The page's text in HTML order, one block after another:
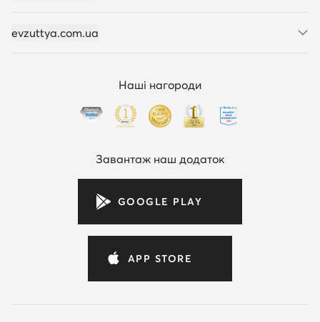
evzuttya.com.ua
Наші нагороди
Завантаж наш додаток
GOOGLE PLAY
APP STORE